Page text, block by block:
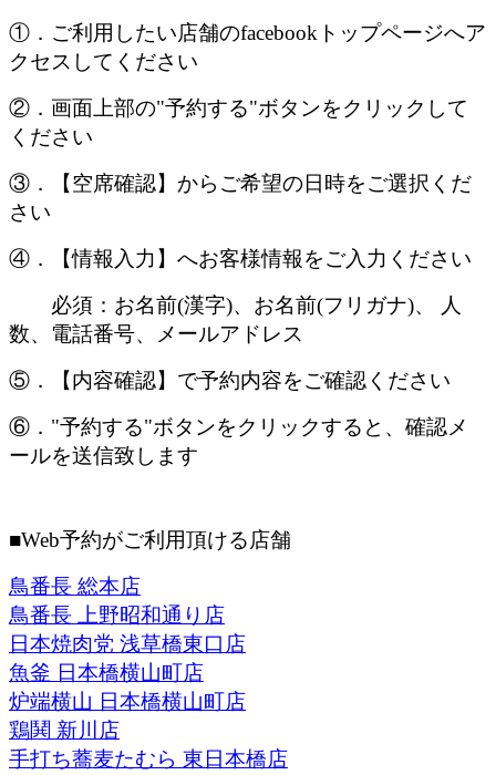
①．ご利用したい店舗のfacebookトップページへア
クセスしてください
②．画面上部の"予約する"ボタンをクリックして
ください
③．【空席確認】からご希望の日時をご選択くだ
さい
④．【情報入力】へお客様情報をご入力ください
必須：お名前(漢字)、お名前(フリガナ)、 人
数、電話番号、メールアドレス
⑤．【内容確認】で予約内容をご確認ください
⑥．"予約する"ボタンをクリックすると、確認メ
ールを送信致します
■Web予約がご利用頂ける店舗
鳥番長 総本店
鳥番長 上野昭和通り店
日本焼肉党 浅草橋東口店
魚釜 日本橋横山町店
炉端横山 日本橋横山町店
鶏鬨 新川店
手打ち蕎麦たむら 東日本橋店